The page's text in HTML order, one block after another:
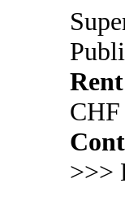
CHF
>>>